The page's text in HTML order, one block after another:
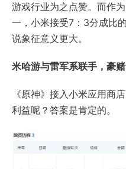
游戏行业为之点赞。而作
一，小米接受7：3分成比
说象征意义更大。
米哈游与雷军系联手，豪
《原神》接入小米应用商
利益呢？答案是肯定的。